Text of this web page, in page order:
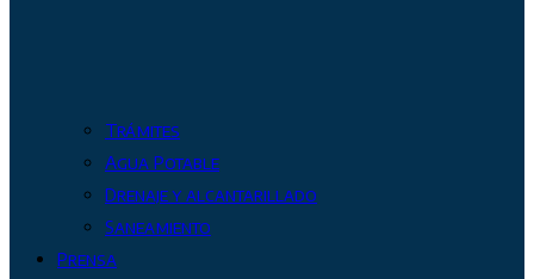
Trámites
Agua Potable
Drenaje y alcantarillado
Saneamiento
Prensa